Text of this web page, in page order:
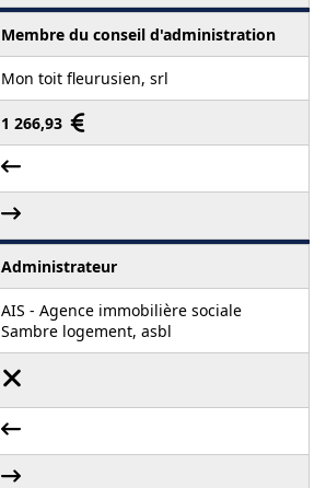
Membre du conseil d'administration
Mon toit fleurusien, srl
1 266,93
Administrateur
AIS - Agence immobilière sociale
Sambre logement, asbl